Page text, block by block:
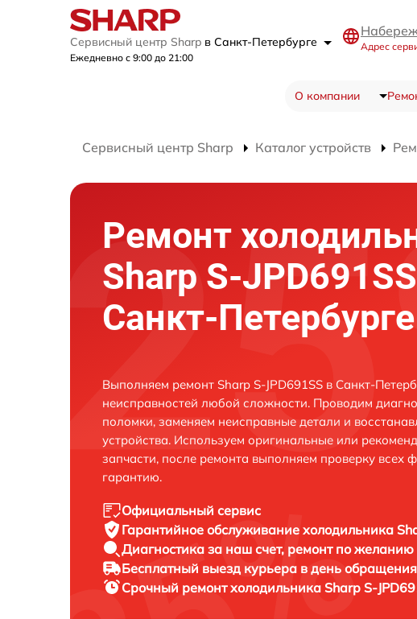
Сервисный центр Sharp в Санкт-Петербурге
Ежедневно с 9:00 до 21:00
Адрес
О компании
Сервисный центр Sharp Каталог устройств
Ремонт
Sharp S-
Санкт-Петербурге
Выполняем ремонт Sharp S-JPD691SS в Санкт-
неисправностей любой сложности. Проводим
поломки, заменяем неисправные детали и
устройства. Используем оригинальные или
запчасти, после ремонта выполняем проверку всех
гарантию.
Официальный сервис
Гарантийное обслуживание холодильника
Диагностика за наш счет, ремонт по желанию
Бесплатный выезд курьера в день обращения
Срочный ремонтхолодильника Sharp S-